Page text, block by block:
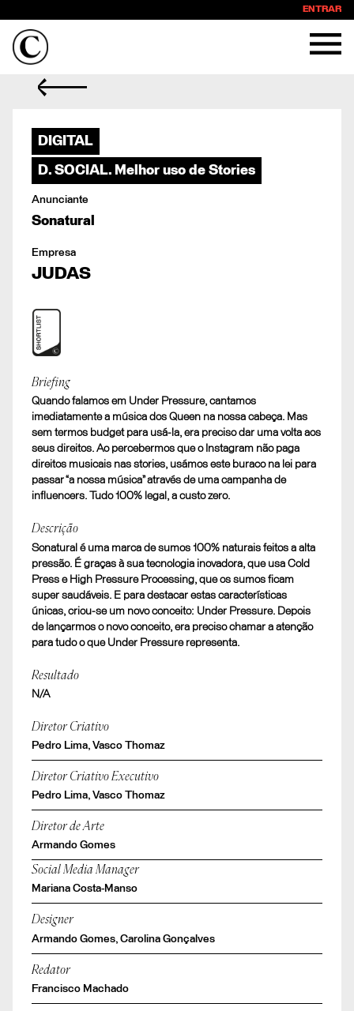
ENTRAR
DIGITAL
D. SOCIAL. Melhor uso de Stories
Anunciante
Sonatural
Empresa
JUDAS
Rebranding Sonatural
D. SOCIAL. Melhor uso de Stories
Briefing
Quando falamos em Under Pressure, cantamos
imediatamente a música dos Queen na nossa cabeça. Mas
sem termos budget para usá-la, era preciso dar uma volta aos
seus direitos. Ao percebermos que o Instagram não paga
direitos musicais nas stories, usámos este buraco na lei para
passar “a nossa música” através de uma campanha de
influencers. Tudo 100% legal, a custo zero.
Descrição
Sonatural é uma marca de sumos 100% naturais feitos a alta
pressão. É graças à sua tecnologia inovadora, que usa Cold
Press e High Pressure Processing, que os sumos ficam
super saudáveis. E para destacar estas características
únicas, criou-se um novo conceito: Under Pressure. Depois
de lançarmos o novo conceito, era preciso chamar a atenção
para tudo o que Under Pressure representa.
Resultado
N/A
Diretor Criativo
Pedro Lima, Vasco Thomaz
Diretor Criativo Executivo
Pedro Lima, Vasco Thomaz
Diretor de Arte
Armando Gomes
Social Media Manager
Mariana Costa-Manso
Designer
Armando Gomes, Carolina Gonçalves
Redator
Francisco Machado